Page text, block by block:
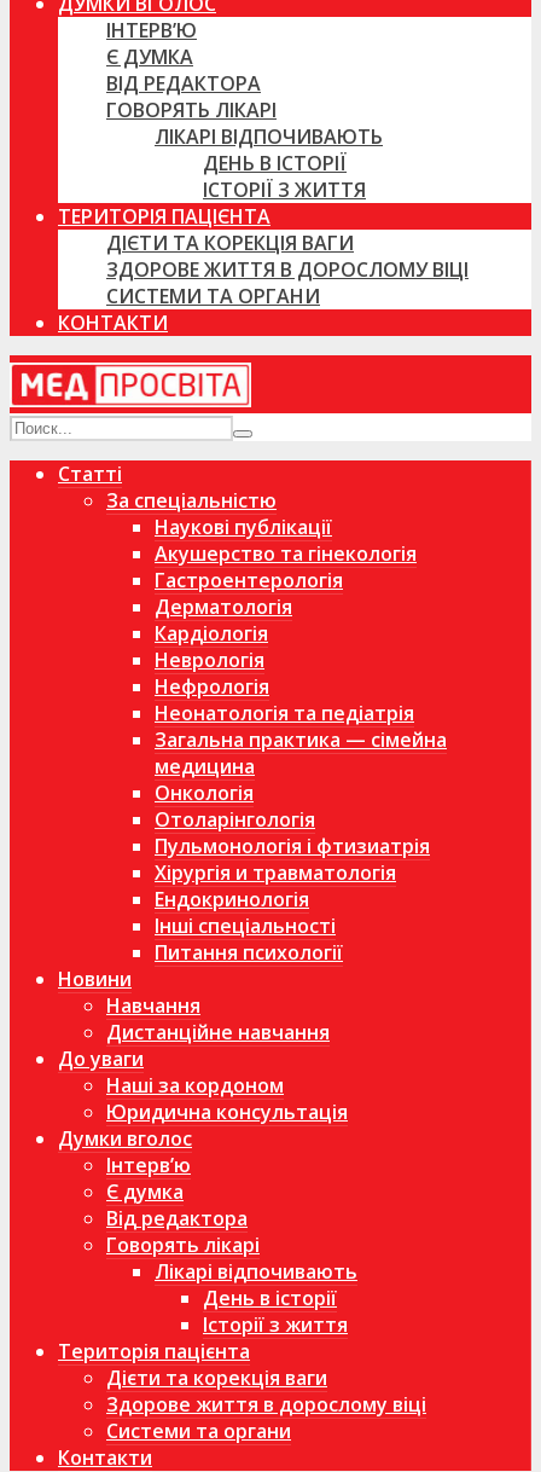
ІНТЕРВ’Ю
Є ДУМКА
ВІД РЕДАКТОРА
ГОВОРЯТЬ ЛІКАРІ
ЛІКАРІ ВІДПОЧИВАЮТЬ
ДЕНЬ В ІСТОРІЇ
ІСТОРІЇ З ЖИТТЯ
ТЕРИТОРІЯ ПАЦІЄНТА
ДІЄТИ ТА КОРЕКЦІЯ ВАГИ
ЗДОРОВЕ ЖИТТЯ В ДОРОСЛОМУ ВІЦІ
СИСТЕМИ ТА ОРГАНИ
КОНТАКТИ
Статті
За спеціальністю
Наукові публікації
Акушерство та гінекологія
Гастроентерологія
Дерматологія
Кардіологія
Неврологія
Нефрологія
Неонатологія та педіатрія
Загальна практика — сімейна
медицина
Онкологія
Отоларінгологія
Пульмонологія і фтизиатрія
Хірургія и травматологія
Ендокринологія
Інші спеціальності
Питання психології
Новини
Навчання
Дистанційне навчання
До уваги
Наші за кордоном
Юридична консультація
Думки вголос
Інтерв’ю
Є думка
Від редактора
Говорять лікарі
Лікарі відпочивають
День в історії
Історії з життя
Територія пацієнта
Дієти та корекція ваги
Здорове життя в дорослому віці
Системи та органи
Контакти